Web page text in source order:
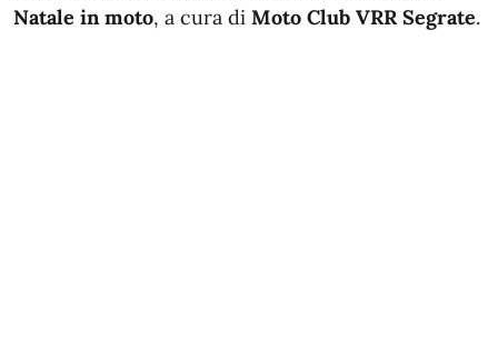
Natale in moto, a cura di Moto Club VRR Segrate.